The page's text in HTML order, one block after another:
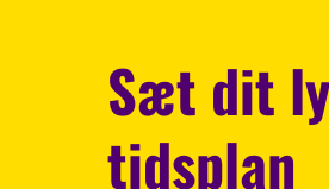
Sæt dit
tidsplan